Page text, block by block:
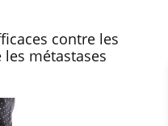
contre les
métastases